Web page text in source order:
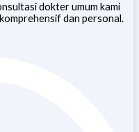
dokter umum kami
dan personal.